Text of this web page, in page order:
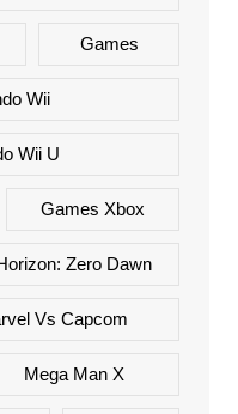
Games
Wii
Wii U
Games Xbox
Zero Dawn
Vs Capcom
Mega Man X